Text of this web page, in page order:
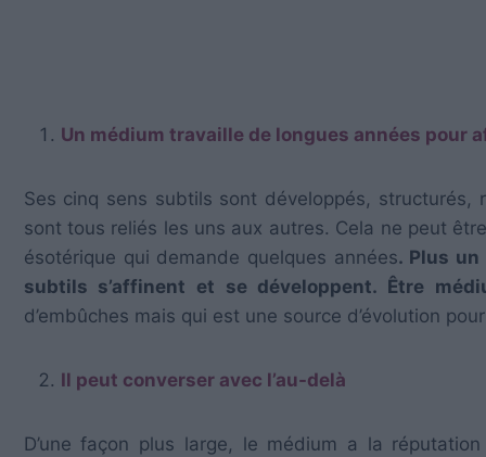
Un médium travaille de longues années pour
Ses cinq sens subtils sont développés,
sont tous reliés les uns aux autres. Cela ne peut
ésotérique qui demande quelques années. Plus
subtils s’affinent et se développent. Être
d’embûches mais qui est une source d’évolution
Il peut converser avec l’au-delà
D’une façon plus large, le médium a la